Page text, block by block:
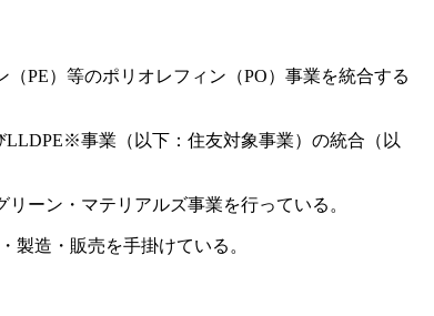
PE）等のポリオレフィン（PO）事業を統合する
LLDPE※事業（以下：住友対象事業）の統合（以
ーン・マテリアルズ事業を行っている。
製造・販売を手掛けている。